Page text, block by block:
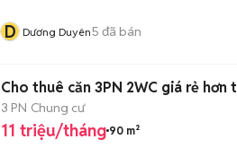
D Dương Duyên5 đã bán
Cho thuê căn 3PN 2WC giá rẻ
3 PN Chung cư
11 triệu/tháng 90 m²